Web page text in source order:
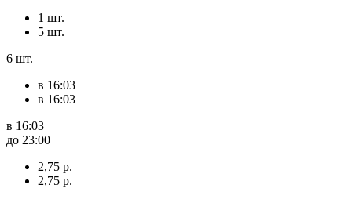
1 шт.
5 шт.
6 шт.
в 16:03
в 16:03
в 16:03
до 23:00
2,75 р.
2,75 р.